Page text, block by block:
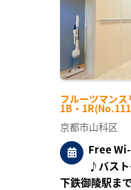
フルーツマン
1B・
京都市山科区
Free
♪バス
下鉄御陵駅ま